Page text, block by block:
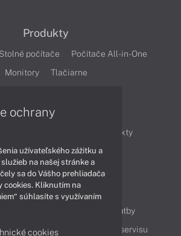
Produkty
Stolné počítače
Počítače All-in-One
Monitory
Tlačiarne
Články
Produkty
Technológie
Videá
Obsah
Možnosti doručenia a platby
Servisné služby Cenník servisu
ochrany
užívateľského zážitku a
na našej stránke a
sa do Vášho prehliadača
cookies. Kliknutím na
súhlasíte s využívaním
cookies